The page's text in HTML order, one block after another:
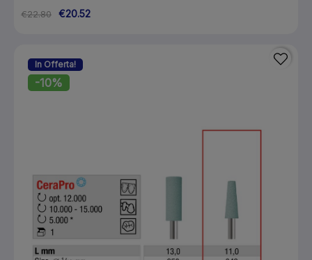
€22.80 €20.52
In Offerta!
-10%